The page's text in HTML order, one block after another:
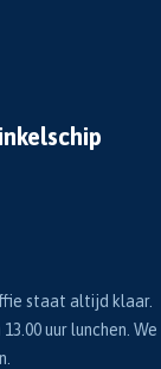
staat altijd klaar.
uur lunchen. We